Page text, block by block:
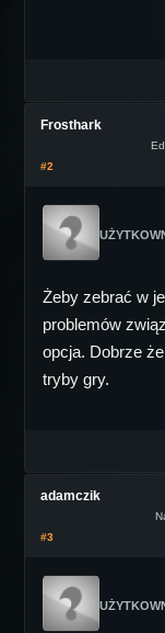
Frosthark
#2
Żeby zebrać w
problemów
opcja. Dobrze
tryby gry.
adamczik
#3